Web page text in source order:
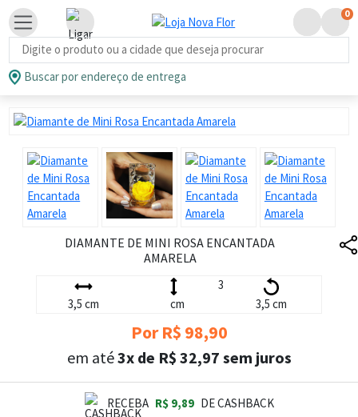
Busca de produtos
0
Buscar por endereço de entrega
DIAMANTE DE MINI ROSA ENCANTADA
AMARELA
3,5 cm
3
cm
3,5 cm
Por R$ 98,90
em até3x de R$ 32,97 sem juros
RECEBA R$ 9,89 DE CASHBACK